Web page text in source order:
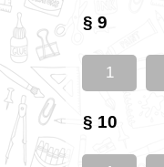
§ 9
1
§ 10